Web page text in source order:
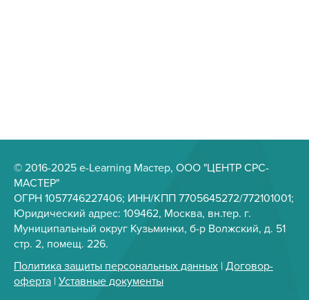
© 2016-2025 e-Learning Мастер, ООО "ЦЕНТР СРС-
МАСТЕР"
ОГРН 1057746227406; ИНН/КПП 7705645272/772101001;
Юридический адрес: 109462, Москва, вн.тер. г.
Муниципальный округ Кузьминки, б-р Волжский, д. 51
стр. 2, помещ. 226.
Политика защиты персональных данных | Договор-
оферта | Уставные документы